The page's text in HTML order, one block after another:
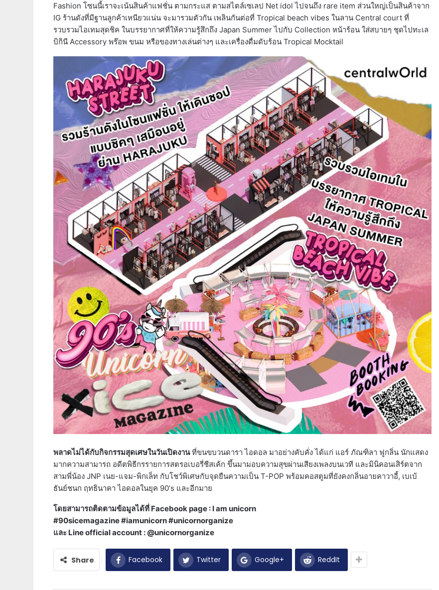
Fashion โซนนี้เราจะเน้นสินค้าแฟชั่น ตามกระแส ตามสไตล์เซเลป Net idol ไปจนถึง rare item ส่วนใหญ่เป็นสินค้าจาก
IG ร้านดังที่มีฐานลูกค้าเหนียวแน่น จะมารวมตัวกัน เพลินกันต่อที่ Tropical beach vibes ในลาน Central court ที่
รวบรวมไอเทมสุดชิค ในบรรยากาศที่ให้ความรู้สึกถึง Japan Summer ไปกับ Collection หน้าร้อน ใส่สบายๆ ชุดไปทะเล
บิกินี Accessory พร๊อพ ขนม หรือของทางเล่นต่างๆ และเครื่องดื่มดับร้อน Tropical Mocktail
พลาดไม่ได้กับกิจกรรมสุดเศษในวันเปิดงานที่ขนขบวนดารา ไอดอล มาอย่างคับคั่ง ได้แก่ แอร์ ภัณฑิลา ฟูกลิ่น นักแสดง
มากความสามารถ อดีตพิธีกรรายการสตรอเบอรี่ชีสเค้ก ขึ้นมามอบความสุขผ่านเสียงเพลงบนเวที และมินิคอนเสิร์ตจาก
สามพี่น้อง JNP เนย-แจม-พิกเล็ท กับโชว์พิเศษกับจุดยืนความเป็น T-POP พร้อมคอสตูมที่ยังคงกลิ่นอายคาวาอี้, เบเบ้
ธันย์ชนก ฤทธินาคา ไอดอลในยุค 90’s และอีกมาย
โดยสามารถติดตามข้อมูลได้ที่ Facebook page : I am unicorn
#90sicemagazine #iamunicorn #unicornorganize
และ Line official account : @unicornorganize
Share Facebook Twitter Google+ ReddIt